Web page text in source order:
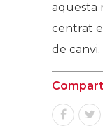
aquesta
centrat
de canvi.